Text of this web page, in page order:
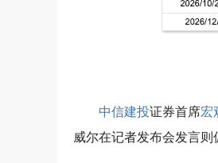
中信建投证券首席宏
威尔在记者发布会发言则